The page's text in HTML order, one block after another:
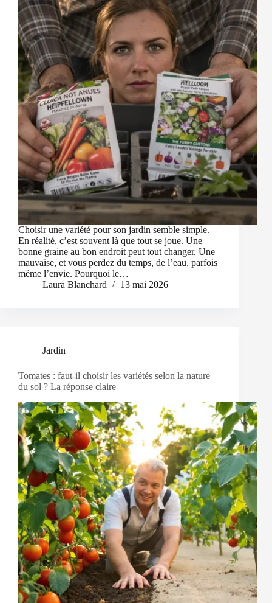
Choisir une variété pour son jardin semble simple.
En réalité, c’est souvent là que tout se joue. Une
bonne graine au bon endroit peut tout changer. Une
mauvaise, et vous perdez du temps, de l’eau, parfois
même l’envie. Pourquoi le…
Laura Blanchard
13 mai 2026
Jardin
Tomates : faut-il choisir les variétés selon la nature
du sol ? La réponse claire